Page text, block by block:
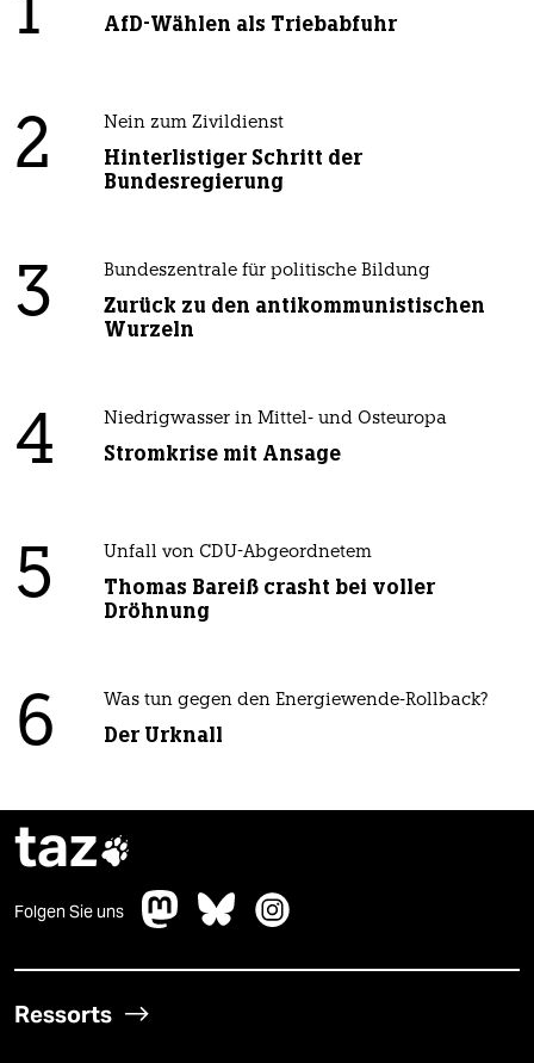
1 AfD-Wählen als Triebabfuhr
2 Nein zum Zivildienst
Hinterlistiger Schritt der
Bundesregierung
3 Bundeszentrale für politische Bildung
Zurück zu den antikommunistischen
Wurzeln
4 Niedrigwasser in Mittel- und Osteuropa
Stromkrise mit Ansage
5 Unfall von CDU-Abgeordnetem
Thomas Bareiß crasht bei voller
Dröhnung
6 Was tun gegen den Energiewende-Rollback?
Der Urknall
taz
Folgen Sie uns
Ressorts